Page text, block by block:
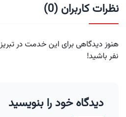
نظرات کاربران (0)
هنوز دیدگاهی برای این خدمت در
نفر باشید!
دیدگاه خود را بنویسید